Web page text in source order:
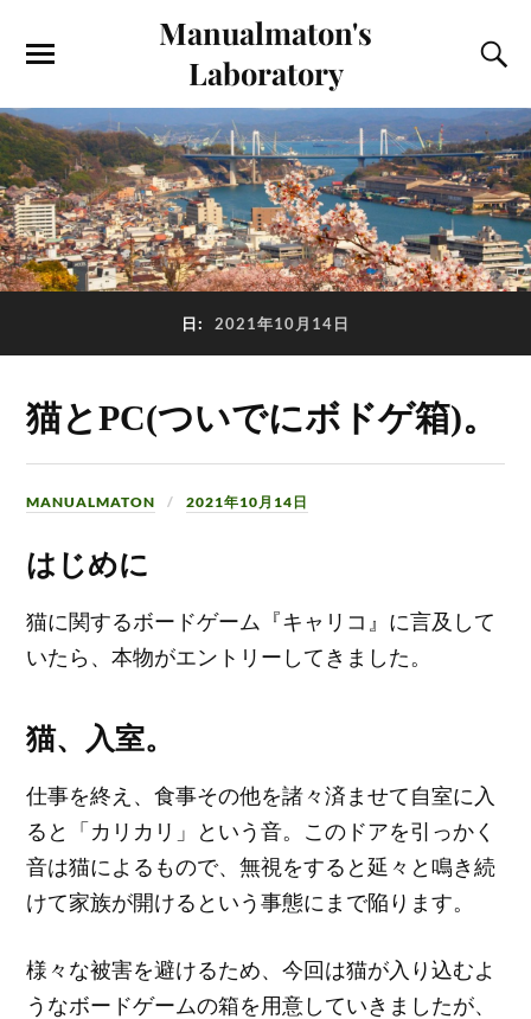
Manualmaton's
Laboratory
日: 2021年10月14日
猫とPC(ついでにボドゲ箱)。
MANUALMATON 2021年10月14日
はじめに
猫に関するボードゲーム『キャリコ』に言及して
いたら、本物がエントリーしてきました。
猫、入室。
仕事を終え、食事その他を諸々済ませて自室に入
ると「カリカリ」という音。このドアを引っかく
音は猫によるもので、無視をすると延々と鳴き続
けて家族が開けるという事態にまで陥ります。
様々な被害を避けるため、今回は猫が入り込むよ
うなボードゲームの箱を用意していきましたが、